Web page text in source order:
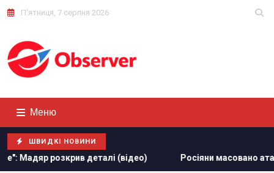
П'ятниця, 7 серпня 2026
Меню
ШВИДКІ НОВИНИ
деталі (відео) Росіяни масовано атакували